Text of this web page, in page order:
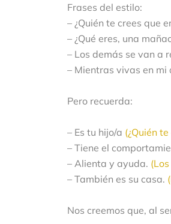
Frases del estilo:
– ¿Quién te crees que
– ¿Qué eres, una
– Los demás se van a
– Mientras vivas en mi
Pero recuerda:
– Es tu hijo/a (¿Quién
– Tiene el
– Alienta y ayuda.
– También es su casa.
Nos creemos que, al